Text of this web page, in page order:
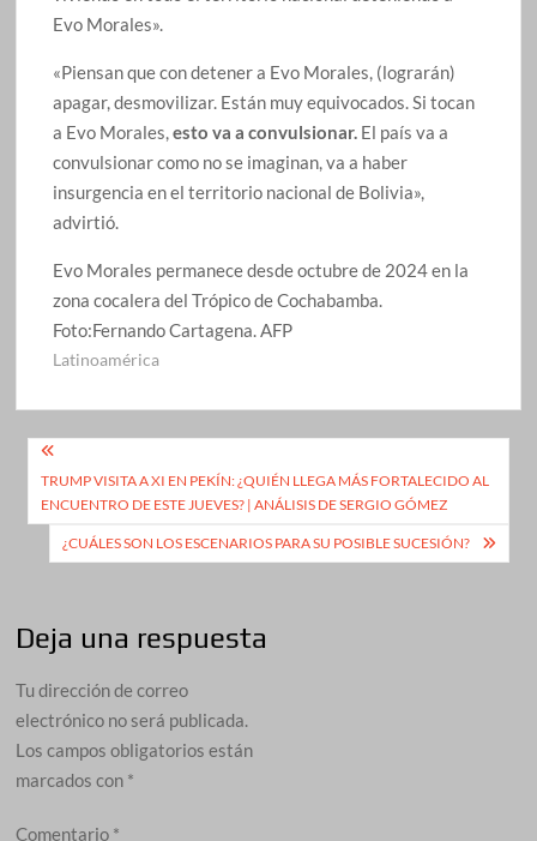
Evo Morales».
«Piensan que con detener a Evo Morales, (lograrán)
apagar, desmovilizar. Están muy equivocados. Si tocan
a Evo Morales,esto va a convulsionar. El país va a
convulsionar como no se imaginan, va a haber
insurgencia en el territorio nacional de Bolivia»,
advirtió.
Evo Morales permanece desde octubre de 2024 en la
zona cocalera del Trópico de Cochabamba.
Foto:Fernando Cartagena. AFP
Latinoamérica
Navegación
de
entradas
TRUMP VISITA A XI EN PEKÍN: ¿QUIÉN LLEGA MÁS FORTALECIDO AL
ENCUENTRO DE ESTE JUEVES? | ANÁLISIS DE SERGIO GÓMEZ
¿CUÁLES SON LOS ESCENARIOS PARA SU POSIBLE SUCESIÓN?
Deja una respuesta
Tu dirección de correo
electrónico no será publicada.
Los campos obligatorios están
marcados con *
Comentario *